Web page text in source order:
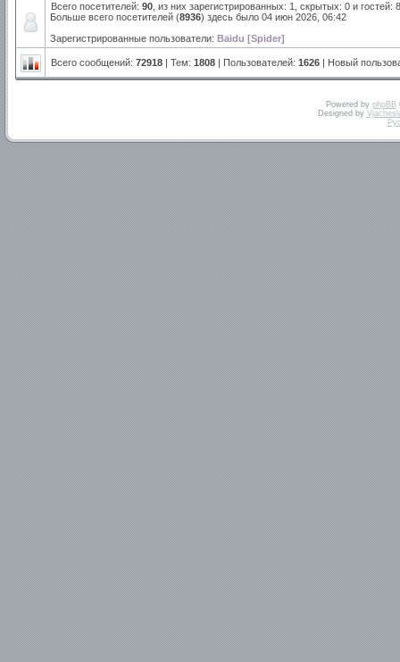
Всего посетителей: 90 , из них зарегистрированных: 1, скрытых: 0 и
Больше всего посетителей (8936) здесь было 04 июн 2026, 06:42
Зарегистрированные пользователи: Baidu [Spider]
Всего сообщений: 72918 | Тем: 1808 | Пользователей: 1626 | Новый
Powered by phpBB
Designed by